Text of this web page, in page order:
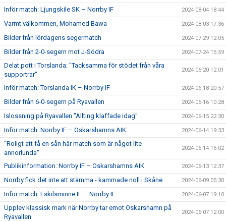
Inför match: Ljungskile SK – Norrby IF 2024-08-04 18:44
Varmt välkommen, Mohamed Bawa 2024-08-03 17:36
Bilder från lördagens segermatch 2024-07-29 12:05
Bilder från 2-0-segern mot J-Södra 2024-07-24 15:59
Delat pott i Torslanda: "Tacksamma för stödet från våra
supportrar"
2024-06-20 12:01
Inför match: Torslanda IK – Norrby IF 2024-06-18 20:57
Bilder från 6-0-segern på Ryavallen 2024-06-16 10:28
Islossning på Ryavallen "Allting klaffade idag" 2024-06-15 22:30
Inför match: Norrby IF – Oskarshamns AIK 2024-06-14 19:33
"Roligt att få en sån här match som är något lite
annorlunda"
2024-06-14 16:02
Publikinformation: Norrby IF – Oskarshamns AIK 2024-06-13 12:37
Norrby fick det inte att stämma - kammade noll i Skåne 2024-06-09 05:30
Inför match: Eskilsminne IF – Norrby IF 2024-06-07 19:10
Upplev klassisk mark när Norrby tar emot Oskarshamn på
Ryavallen
2024-06-07 12:00